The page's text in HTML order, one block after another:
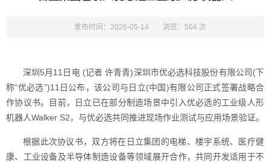
发布时间：2026-05-14 浏览：504 次
深圳5月11日电 (记者 许青青)深圳市优必选科技股份有限公司(下
称“优必选”)11日公布，该公司与日立(中国)有限公司正式签署战略合
作协议书。目前，日立已在部分制造场景中引入优必选的工业级人形
机器人Walker S2，与优必选共同推进现场作业测试与应用场景验证。
根据此次协议书，双方将在日立集团的电梯、楼宇系统、医疗健
康、工业设备及半导体制造设备等领域展开合作，共同开发适用于不